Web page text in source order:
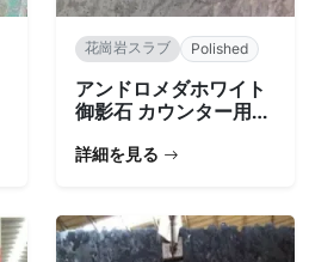
花崗岩スラブ Polished
アンドロメダホワイト
御影石 カウンター用ス
詳細を見る